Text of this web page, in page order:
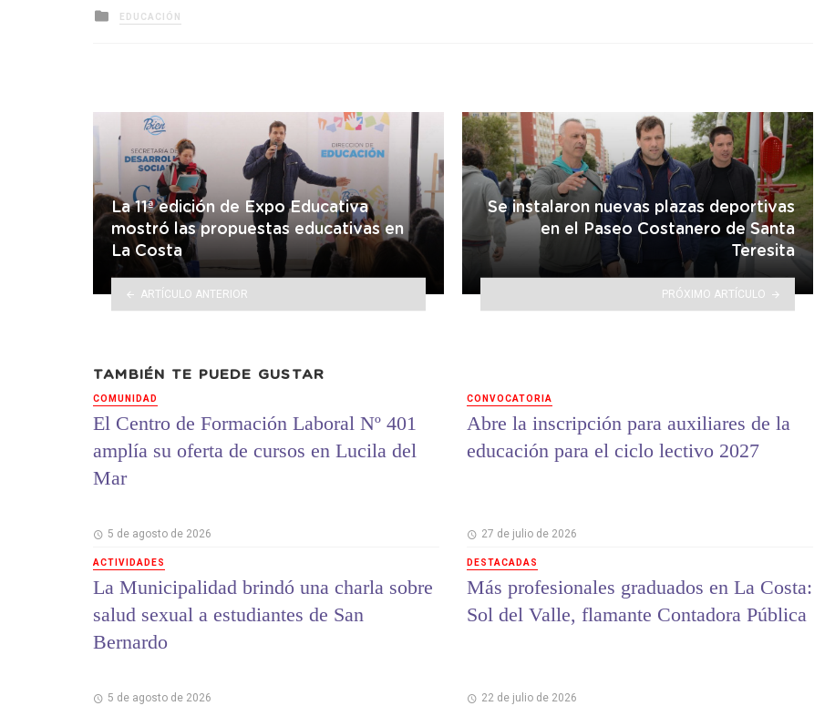
Posted
in
EDUCACIÓN
La 11ª edición de Expo Educativa
mostró las propuestas educativas en
La Costa
ARTÍCULO ANTERIOR
Se instalaron nuevas plazas deportivas
en el Paseo Costanero de Santa
Teresita
PRÓXIMO ARTÍCULO
TAMBIÉN TE PUEDE GUSTAR
COMUNIDAD
El Centro de Formación Laboral Nº 401
amplía su oferta de cursos en Lucila del
Mar
5 de agosto de 2026
ACTIVIDADES
La Municipalidad brindó una charla sobre
salud sexual a estudiantes de San
Bernardo
5 de agosto de 2026
CONVOCATORIA
Abre la inscripción para auxiliares de la
educación para el ciclo lectivo 2027
27 de julio de 2026
DESTACADAS
Más profesionales graduados en La Costa:
Sol del Valle, flamante Contadora Pública
22 de julio de 2026